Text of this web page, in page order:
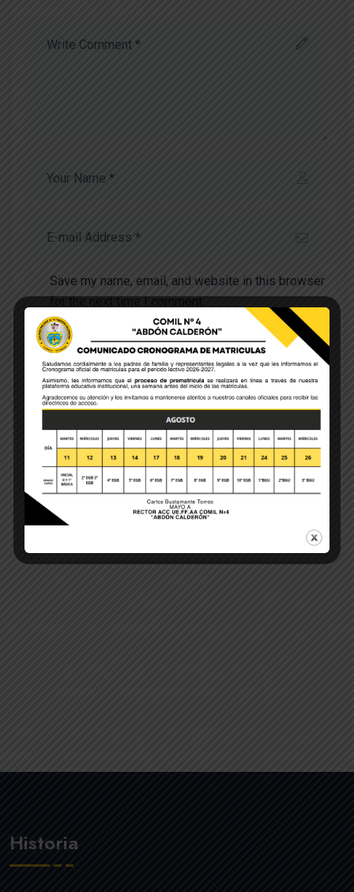
Save my name, email, and website in this browser
for the next time I comment.
POST COMMENT
Historia